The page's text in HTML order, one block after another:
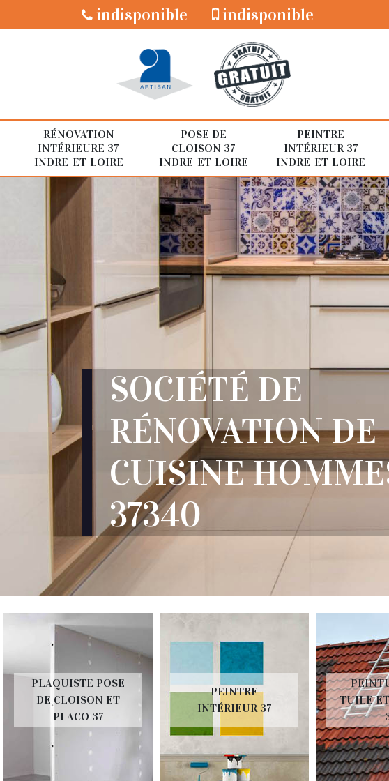
indisponible indisponible
RÉNOVATION
INTÉRIEURE 37
INDRE-ET-LOIRE
POSE DE
CLOISON 37
INDRE-ET-LOIRE
PEINTRE
INTÉRIEUR 37
INDRE-ET-LOIRE
SOCIÉTÉ DE
RÉNOVATION DE
CUISINE
37340
PLAQUISTE POSE
DE CLOISON ET
PLACO 37
PEINTRE
INTÉRIEUR 37
TUILE